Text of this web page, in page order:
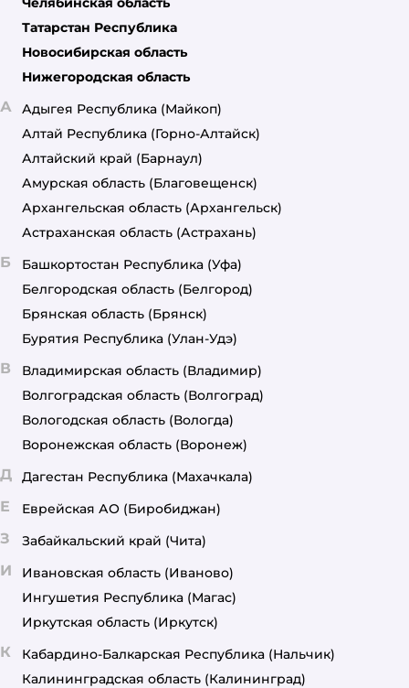
Татарстан Республика
Новосибирская область
Нижегородская область
А Адыгея Республика (Майкоп)
Алтай Республика (Горно-Алтайск)
Алтайский край (Барнаул)
Амурская область (Благовещенск)
Архангельская область (Архангельск)
Астраханская область (Астрахань)
Б Башкортостан Республика (Уфа)
Белгородская область (Белгород)
Брянская область (Брянск)
Бурятия Республика (Улан-Удэ)
В Владимирская область (Владимир)
Волгоградская область (Волгоград)
Вологодская область (Вологда)
Воронежская область (Воронеж)
Д Дагестан Республика (Махачкала)
Е Еврейская АО (Биробиджан)
З Забайкальский край (Чита)
И Ивановская область (Иваново)
Ингушетия Республика (Магас)
Иркутская область (Иркутск)
К Кабардино-Балкарская Республика (Нальчик)
Калининградская область (Калининград)